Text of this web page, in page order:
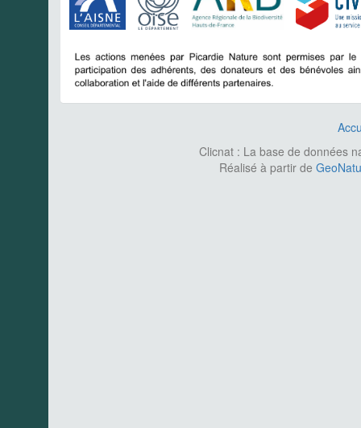
Clicnat : La base de données
Réalisé à partir de